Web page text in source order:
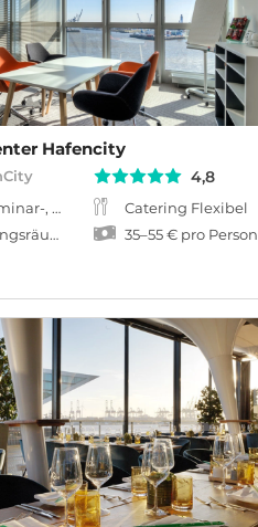
Hafencity
4,8
, Meeting-, Workshopraum
Catering Flexibel
35–55 € pro Person